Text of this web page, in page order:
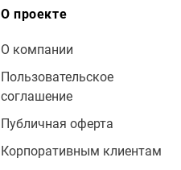
О проекте
О компании
Пользовательское
соглашение
Публичная оферта
Корпоративным клиентам